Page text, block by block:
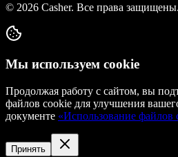
© 2026 Casher. Все права защищены.
Мы используем cookie
Продолжая работу с сайтом, вы
файлов cookie для улучшения
документе «Использование файлов
Принять